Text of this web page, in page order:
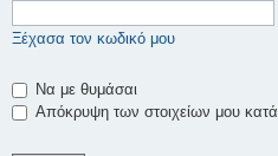
Ξέχασα τον κωδικό μου
Να με θυμάσαι
Απόκρυψη των στοιχείων μου κατά